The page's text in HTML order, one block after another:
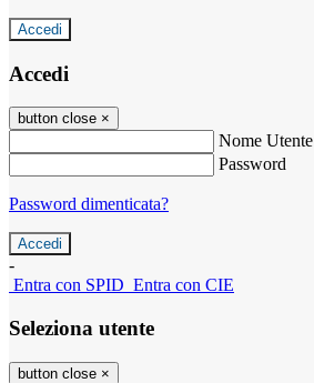
Accedi
Accedi
button close ×
Nome Utente
Password
Password dimenticata?
-
Entra con SPID Entra con CIE
Seleziona utente
button close ×